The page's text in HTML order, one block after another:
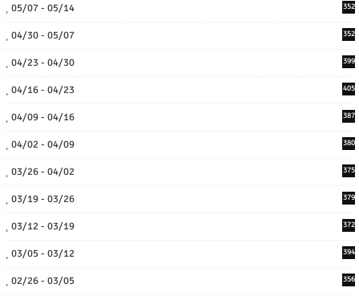
05/07 - 05/14 352
04/30 - 05/07 352
04/23 - 04/30 399
04/16 - 04/23 405
04/09 - 04/16 387
04/02 - 04/09 380
03/26 - 04/02 375
03/19 - 03/26 379
03/12 - 03/19 372
03/05 - 03/12 394
02/26 - 03/05 356